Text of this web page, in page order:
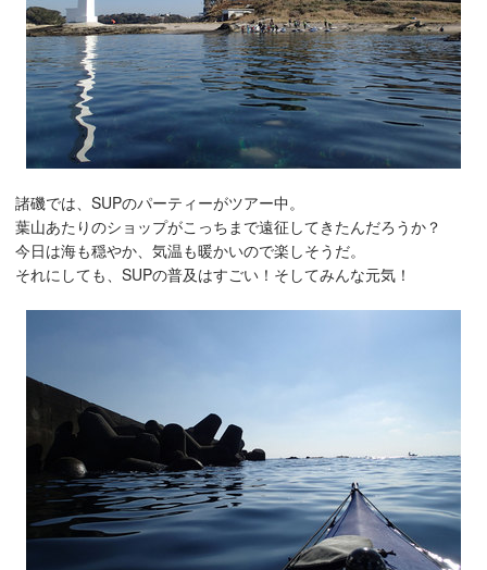
諸磯では、SUPのパーティーがツアー中。
葉山あたりのショップがこっちまで遠征してきたんだろうか？
今日は海も穏やか、気温も暖かいので楽しそうだ。
それにしても、SUPの普及はすごい！そしてみんな元気！